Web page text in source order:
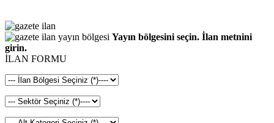
Yayın bölgesini seçin. İlan metnini
girin.
İLAN FORMU